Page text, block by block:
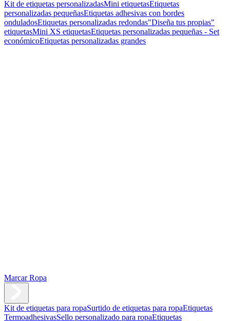
Kit de etiquetas personalizadasMini etiquetasEtiquetas
personalizadas pequeñasEtiquetas adhesivas con bordes
onduladosEtiquetas personalizadas redondas"Diseña tus propias"
etiquetasMini XS etiquetasEtiquetas personalizadas pequeñas - Set
económicoEtiquetas personalizadas grandes
Marcar Ropa
Kit de etiquetas para ropaSurtido de etiquetas para ropaEtiquetas
TermoadhesivasSello personalizado para ropaEtiquetas